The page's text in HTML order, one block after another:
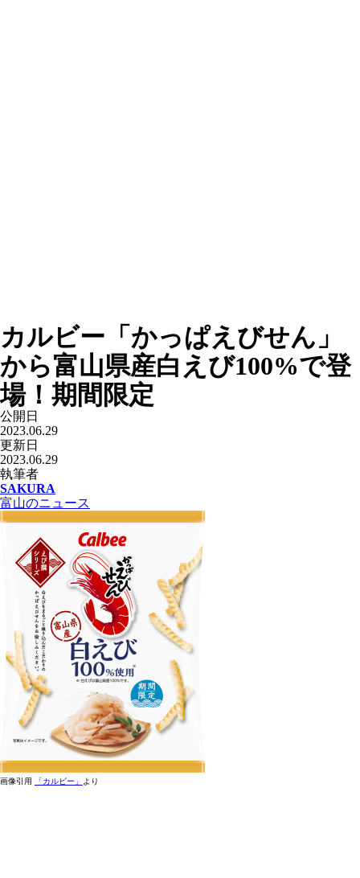
カルビー「かっぱえびせん」
から富山県産白えび100%で登
場！期間限定
公開日
2023.06.29
更新日
2023.06.29
執筆者
SAKURA
富山のニュース
画像引用 「カルビー」 より